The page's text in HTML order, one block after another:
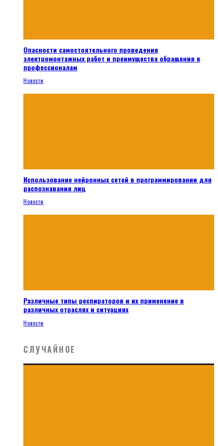
Опасности самостоятельного проведения
электромонтажных работ и преимущества обращения к
профессионалам
Новости
Использование нейронных сетей в программировании для
распознавания лиц
Новости
Различные типы респираторов и их применение в
различных отраслях и ситуациях
Новости
СЛУЧАЙНОЕ